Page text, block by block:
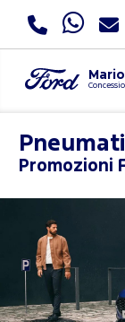
Promozioni